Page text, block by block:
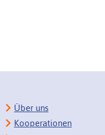
Über uns
Kooperationen